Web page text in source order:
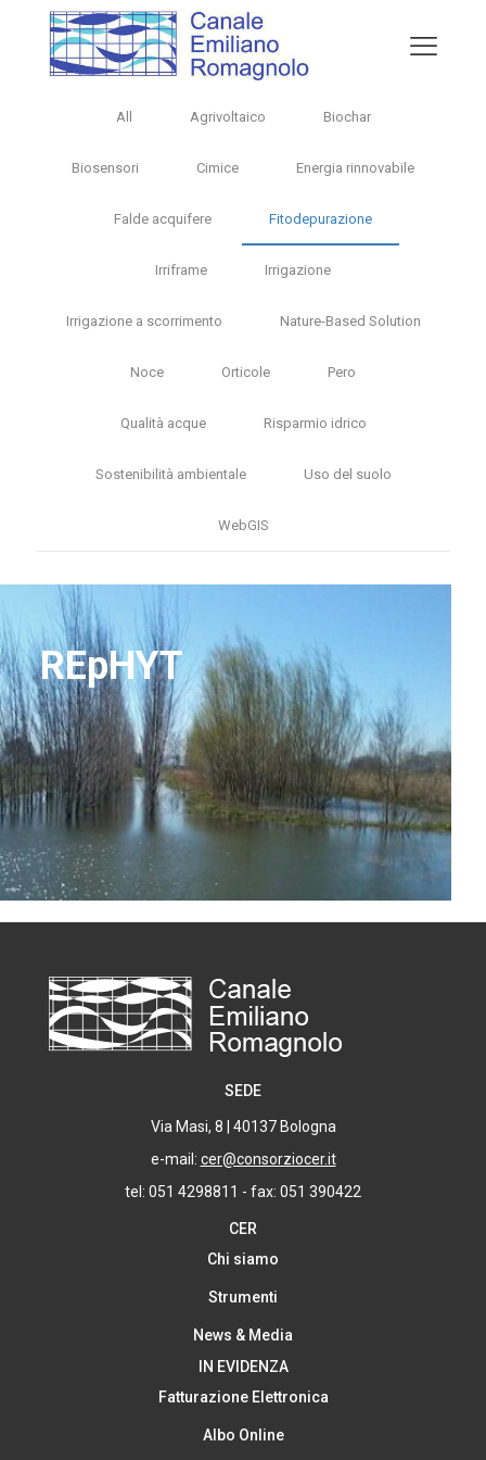
All Agrivoltaico Biochar
Biosensori Cimice Energia rinnovabile
Falde acquifere Fitodepurazione
Irriframe Irrigazione
Irrigazione a scorrimento Nature-Based Solution
Noce Orticole Pero
Qualità acque Risparmio idrico
Sostenibilità ambientale Uso del suolo
WebGIS
REpHYT
SEDE
Via Masi, 8 | 40137 Bologna
e-mail: cer@consorziocer.it
tel: 051 4298811 - fax: 051 390422
CER
Chi siamo
Strumenti
News & Media
IN EVIDENZA
Fatturazione Elettronica
Albo Online